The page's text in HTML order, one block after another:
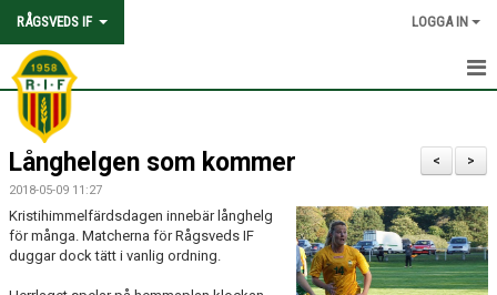
RÅGSVEDS IF LOGGA IN
HEM
KONTAKT
OM FÖRENINGEN
AVGIFTER
>
<
Långhelgen som kommer
2018-05-09 11:27
Kristihimmelfärdsdagen innebär långhelg
för många. Matcherna för Rågsveds IF
duggar dock tätt i vanlig ordning.